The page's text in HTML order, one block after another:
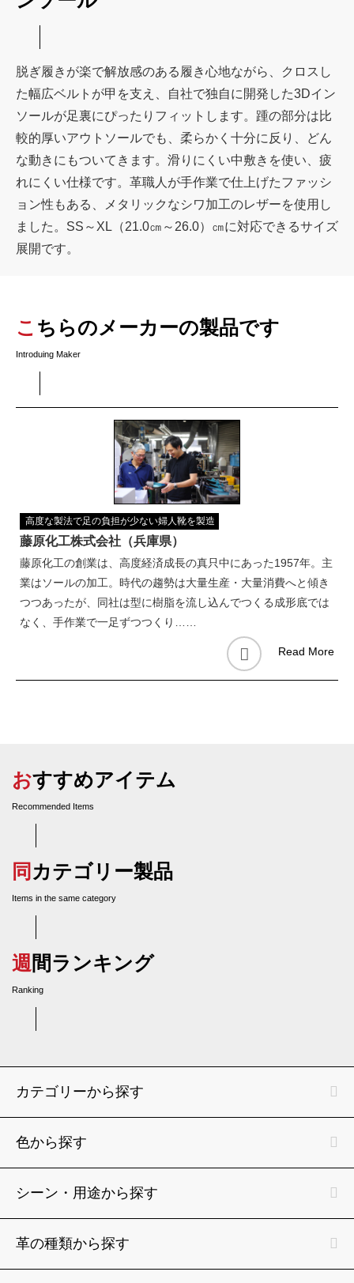
脱ぎ履きが楽で解放感のある履き心地ながら、クロスし
た幅広ベルトが甲を支え、自社で独自に開発した3Dイン
ソールが足裏にぴったりフィットします。踵の部分は比
較的厚いアウトソールでも、柔らかく十分に反り、どん
な動きにもついてきます。滑りにくい中敷きを使い、疲
れにくい仕様です。革職人が手作業で仕上げたファッシ
ョン性もある、メタリックなシワ加工のレザーを使用し
ました。SS～XL（21.0㎝～26.0）㎝に対応できるサイズ
展開です。
こちらのメーカーの製品です
Introduing Maker
高度な製法で足の負担が少ない婦人靴を製造
藤原化工株式会社（兵庫県）
藤原化工の創業は、高度経済成長の真只中にあった1957年。主
業はソールの加工。時代の趨勢は大量生産・大量消費へと傾き
つつあったが、同社は型に樹脂を流し込んでつくる成形底では
なく、手作業で一足ずつつくり……
Read More
おすすめアイテム
Recommended Items
同カテゴリー製品
Items in the same category
週間ランキング
Ranking
カテゴリーから探す
色から探す
シーン・用途から探す
革の種類から探す